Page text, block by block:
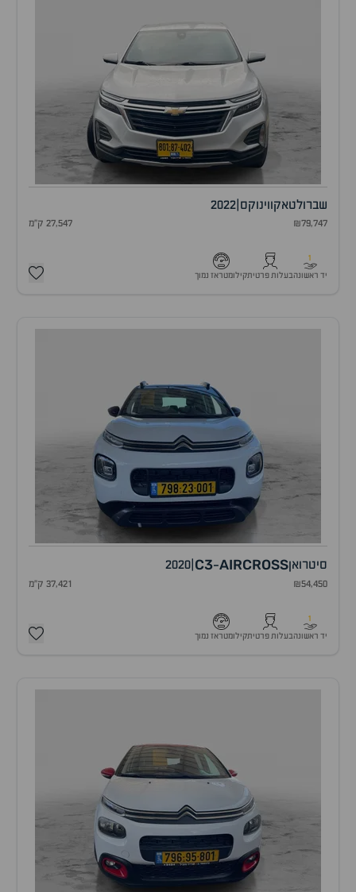
שברולטאקווינוקס 2022
₪79,747 27,547 ק"מ
1
יד ראשונהבעלות פרטיתקילומטראז נמוך
סיטרואן C3-AIRCROSS
2020
₪54,450 37,421 ק"מ
1
יד ראשונהבעלות פרטיתקילומטראז נמוך